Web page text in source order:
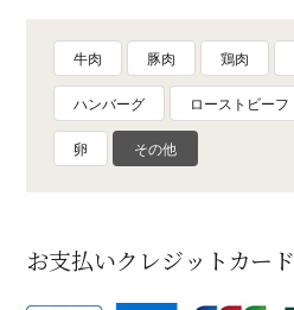
牛肉 豚肉 鶏肉
ハンバーグ ローストビーフ
卵 その他
お支払いクレジットカード